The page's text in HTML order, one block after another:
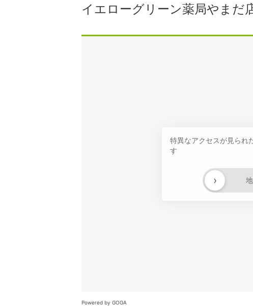
イエローグリーン薬局やまだ
特異なアクセスが見られ
す
›
Powered by GOGA